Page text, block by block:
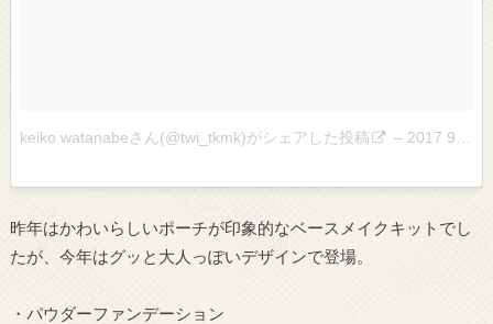
keiko watanabeさん(@twi_tkmk)がシェアした投稿 – 2017 9月 22 9:55午後 PDT
昨年はかわいらしいポーチが印象的なベースメイクキットでし
たが、今年はグッと大人っぽいデザインで登場。
・パウダーファンデーション